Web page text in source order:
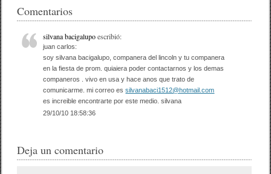
e
b
o
o
k
er
ar
tir
Comentarios
silvana bacigalupoescribió:
juan carlos:
soy silvana bacigalupo, companera del lincoln y tu companera
en la fiesta de prom. quiaiera poder contactarnos y los demas
companeros . vivo en usa y hace anos que trato de
comunicarme. mi correo essilvanabaci1512@hotmail.com
es increible encontrarte por este medio. silvana
29/10/10 18:58:36
Deja un comentario